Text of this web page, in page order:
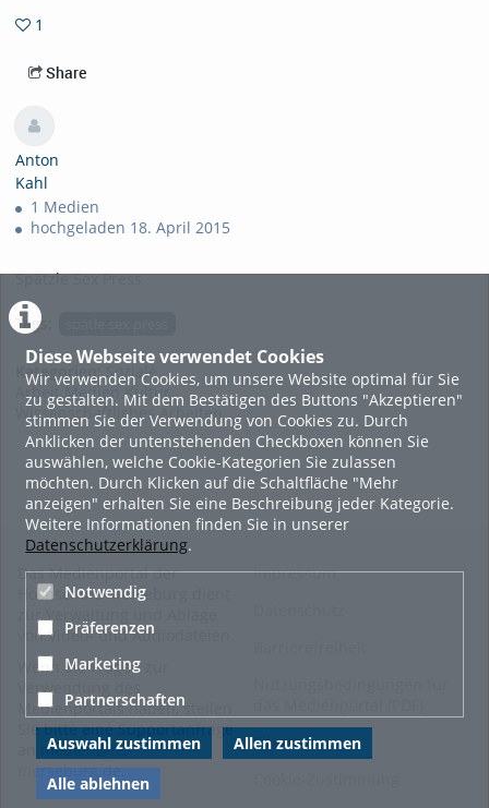
Diese Webseite verwendet Cookies
Wir verwenden Cookies, um unsere Website optimal für Sie
zu gestalten. Mit dem Bestätigen des Buttons "Akzeptieren"
stimmen Sie der Verwendung von Cookies zu. Durch
Anklicken der untenstehenden Checkboxen können Sie
auswählen, welche Cookie-Kategorien Sie zulassen
möchten. Durch Klicken auf die Schaltfläche "Mehr
anzeigen" erhalten Sie eine Beschreibung jeder Kategorie.
Weitere Informationen finden Sie in unserer
Datenschutzerklärung.
Notwendig
Präferenzen
Marketing
Partnerschaften
Auswahl zustimmen
Allen zustimmen
Alle ablehnen
1
Share
Anton
Kahl
1 Medien
hochgeladen 18. April 2015
Spätzle Sex Press
Tags:
Kategorien: Soziale
Arbeit.Medien.Kultur,
Wissenschaftliches Arbeiten
Das Medienportal der
Hochschule Merseburg dient
zur Verwaltung und Ablage
von Video- und Audiodateien.
Wenn Sie Fragen zur
Verwendung des
Medienportals haben, stellen
Sie bitte eine Supportanfrage
medien@hs-
merseburg.de.
Impressum
Sitemap